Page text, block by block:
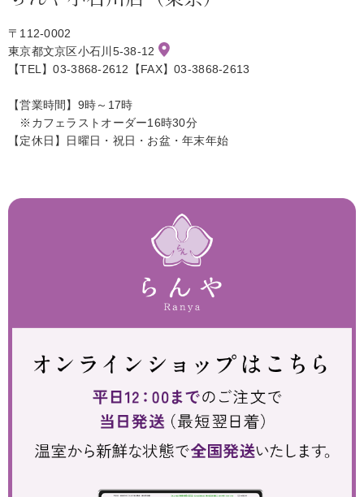
〒112-0002
東京都文京区小石川5-38-12
【TEL】03-3868-2612【FAX】03-3868-2613
【営業時間】9時～17時
※カフェラストオーダー16時30分
【定休日】日曜日・祝日・お盆・年末年始